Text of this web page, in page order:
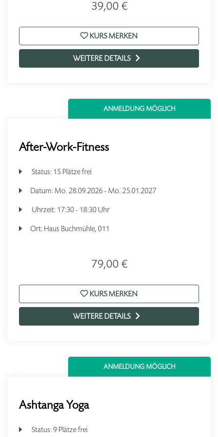
39,00 €
KURS MERKEN
WEITERE DETAILS
ANMELDUNG MÖGLICH
After-Work-Fitness
Status: 15 Plätze frei
Datum: Mo. 28.09.2026 - Mo. 25.01.2027
Uhrzeit: 17:30 - 18:30 Uhr
Ort: Haus Buchmühle, 011
79,00 €
KURS MERKEN
WEITERE DETAILS
ANMELDUNG MÖGLICH
Ashtanga Yoga
Status:9 Plätze frei